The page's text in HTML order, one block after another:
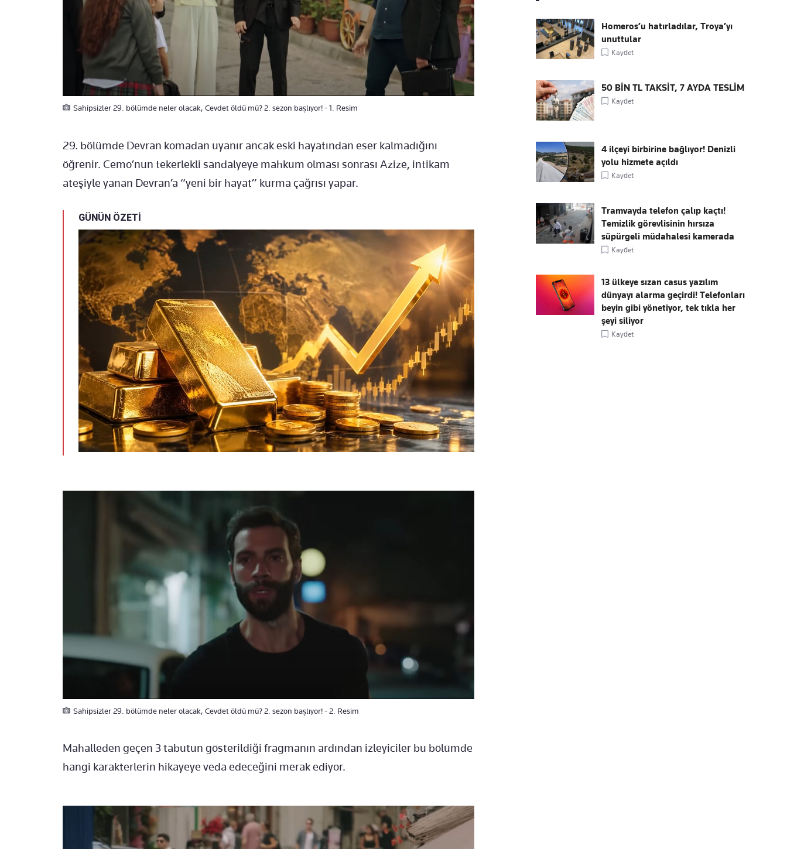
Sahipsizler 29. bölümde neler olacak, Cevdet öldü mü? 2. sezon başlıyor! - 1. Resim
29. bölümde Devran komadan uyanır ancak eski hayatından eser kalmadığını
öğrenir. Cemo’nun tekerlekli sandalyeye mahkum olması sonrası Azize, intikam
ateşiyle yanan Devran’a “yeni bir hayat” kurma çağrısı yapar.
GÜNÜN ÖZETİ
Sahipsizler 29. bölümde neler olacak, Cevdet öldü mü? 2. sezon başlıyor! - 2. Resim
Mahalleden geçen 3 tabutun gösterildiği fragmanın ardından izleyiciler bu bölümde
hangi karakterlerin hikayeye veda edeceğini merak ediyor.
Homeros’u hatırladılar, Troya’yı
unuttular
Kaydet
50 BİN TL TAKSİT, 7 AYDA TESLİM
Kaydet
4 ilçeyi birbirine bağlıyor! Denizli
yolu hizmete açıldı
Kaydet
Tramvayda telefon çalıp kaçtı!
Temizlik görevlisinin hırsıza
süpürgeli müdahalesi kamerada
Kaydet
13 ülkeye sızan casus yazılım
dünyayı alarma geçirdi! Telefonları
beyin gibi yönetiyor, tek tıkla her
şeyi siliyor
Kaydet